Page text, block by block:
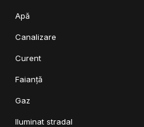
Apă
Canalizare
Curent
Faianță
Gaz
Iluminat stradal